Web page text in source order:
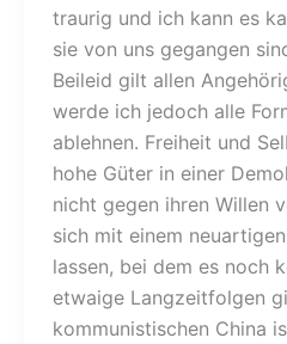
traurig und ich kann es
sie von uns gegangen
Beileid gilt allen
werde ich jedoch alle
ablehnen. Freiheit und
hohe Güter in einer
nicht gegen ihren Willen
sich mit einem
lassen, bei dem es noch
etwaige Langzeitfolgen
kommunistischen China